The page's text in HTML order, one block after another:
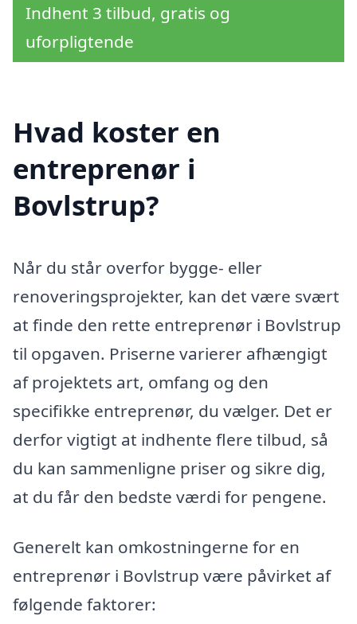
Indhent 3 tilbud, gratis og
uforpligtende
Hvad koster en
entreprenør i
Bovlstrup?
Når du står overfor bygge- eller
renoveringsprojekter, kan det være svært
at finde den rette entreprenør i Bovlstrup
til opgaven. Priserne varierer afhængigt
af projektets art, omfang og den
specifikke entreprenør, du vælger. Det er
derfor vigtigt at indhente flere tilbud, så
du kan sammenligne priser og sikre dig,
at du får den bedste værdi for pengene.
Generelt kan omkostningerne for en
entreprenør i Bovlstrup være påvirket af
følgende faktorer: